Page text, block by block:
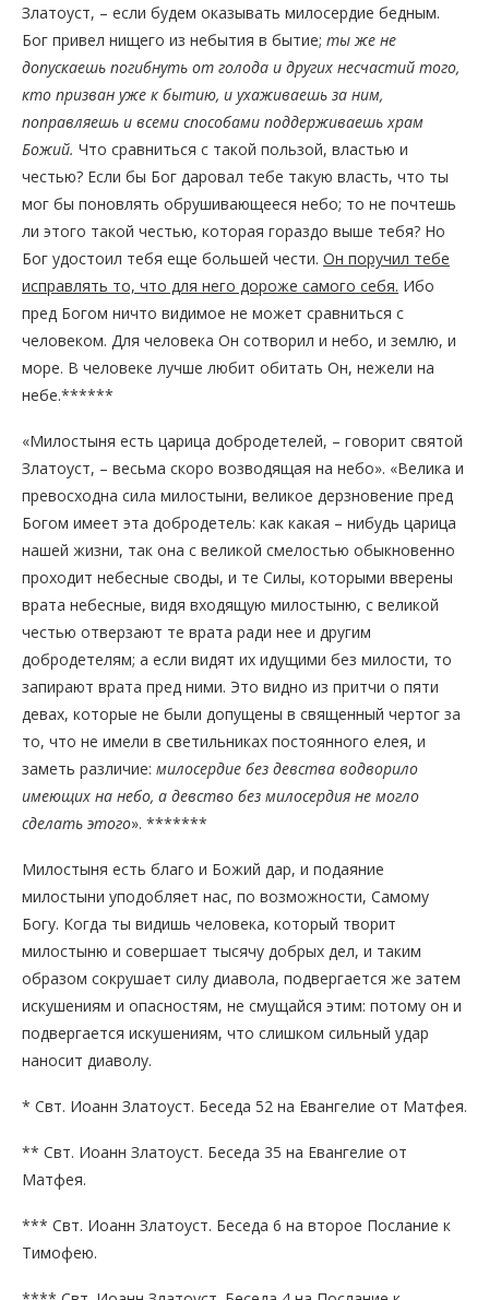
Златоуст, – если будем оказывать милосердие бедным.
Бог привел нищего из небытия в бытие; ты же не
допускаешь погибнуть от голода и других несчастий того,
кто призван уже к бытию, и ухаживаешь за ним,
поправляешь и всеми способами поддерживаешь храм
Божий. Что сравниться с такой пользой, властью и
честью? Если бы Бог даровал тебе такую власть, что ты
мог бы поновлять обрушивающееся небо; то не почтешь
ли этого такой честью, которая гораздо выше тебя? Но
Бог удостоил тебя еще большей чести. Он поручил тебе
исправлять то, что для него дороже самого себя. Ибо
пред Богом ничто видимое не может сравниться с
человеком. Для человека Он сотворил и небо, и землю, и
море. В человеке лучше любит обитать Он, нежели на
небе.******
«Милостыня есть царица добродетелей, – говорит святой
Златоуст, – весьма скоро возводящая на небо». «Велика и
превосходна сила милостыни, великое дерзновение пред
Богом имеет эта добродетель: как какая – нибудь царица
нашей жизни, так она с великой смелостью обыкновенно
проходит небесные своды, и те Силы, которыми вверены
врата небесные, видя входящую милостыню, с великой
честью отверзают те врата ради нее и другим
добродетелям; а если видят их идущими без милости, то
запирают врата пред ними. Это видно из притчи о пяти
девах, которые не были допущены в священный чертог за
то, что не имели в светильниках постоянного елея, и
заметь различие: милосердие без девства водворило
имеющих на небо, а девство без милосердия не могло
сделать этого». *******
Милостыня есть благо и Божий дар, и подаяние
милостыни уподобляет нас, по возможности, Самому
Богу. Когда ты видишь человека, который творит
милостыню и совершает тысячу добрых дел, и таким
образом сокрушает силу диавола, подвергается же затем
искушениям и опасностям, не смущайся этим: потому он и
подвергается искушениям, что слишком сильный удар
наносит диаволу.
* Свт. Иоанн Златоуст. Беседа 52 на Евангелие от Матфея.
** Свт. Иоанн Златоуст. Беседа 35 на Евангелие от
Матфея.
*** Свт. Иоанн Златоуст. Беседа 6 на второе Послание к
Тимофею.